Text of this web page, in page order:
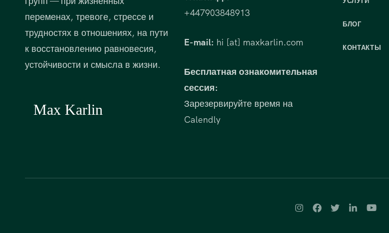
переменах, тревоге, стрессе и
трудностях в отношениях, на пути
к восстановлению равновесия,
устойчивости и смысла в жизни.
+447903848913
E-mail: hi [at] maxkarlin.com
Бесплатная ознакомительная
сессия:
Зарезервируйте время на
Calendly
БЛОГ
КОНТАКТЫ